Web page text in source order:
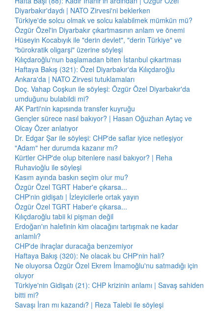
Diyarbakır'daydı | NATO Zirvesi'ni beklerken
Türkiye'de solcu olmak ve solcu kalabilmek mümkün mü?
Özgür Özel'in Diyarbakır çıkartmasının anlam ve önemi
Hüseyin Kocabıyık ile "derin devlet", "derin Türkiye" ve
"bürokratik oligarşi" üzerine söyleşi
Kılıçdaroğlu'nun başlamadan biten İstanbul çıkartması
Haftaya Bakış (321): Özel Diyarbakır'da Kılıçdaroğlu
Ankara'da | NATO Zirvesi tutuklamaları
Doç. Vahap Coşkun ile söyleşi: Özgür Özel Diyarbakır'da
umduğunu bulabildi mi?
AK Parti'nin kapısında transfer kuyruğu
Gençler sürece nasıl bakıyor? | Hasan Oğuzhan Aytaç ve
Olcay Özer anlatıyor
Dr. Edgar Şar ile söyleşi: CHP'de saflar iyice netleşiyor
"Adam" her durumda kazanır mı?
Kürtler CHP'de olup bitenlere nasıl bakıyor? | Reha
Ruhavioğlu ile söyleşi
Kasım ayında baskın seçim olur mu?
Özgür Özel TGRT Haber'e çıkarsa...
CHP'nin gidişatı | İzleyicilerle ortak yayın
Özgür Özel TGRT Haber'e çıkarsa...
Kılıçdaroğlu tabii ki pişman değil
Erdoğan'ın halefinin kim olacağını tartışmak ne kadar
anlamlı?
CHP'de ihraçlar duracağa benzemiyor
Haftaya Bakış (320): Ne olacak bu CHP'nin hali?
Ne oluyorsa Özgür Özel Ekrem İmamoğlu'nu satmadığı için
oluyor
Türkiye'nin Gidişatı (21): CHP krizinin anlamı | Savaş sahiden
bitti mi?
Savaşı İran mı kazandı? | Reza Talebi ile söyleşi